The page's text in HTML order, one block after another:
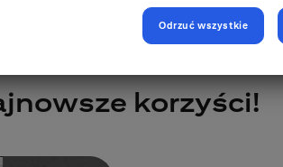
korzyści!
Odrzuć wszystkie